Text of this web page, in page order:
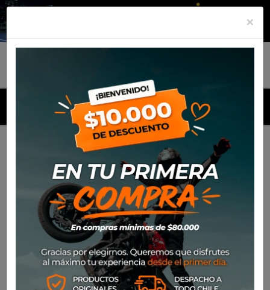
MENU
Productos Calceta Alpinestars MX-Plus 1
×